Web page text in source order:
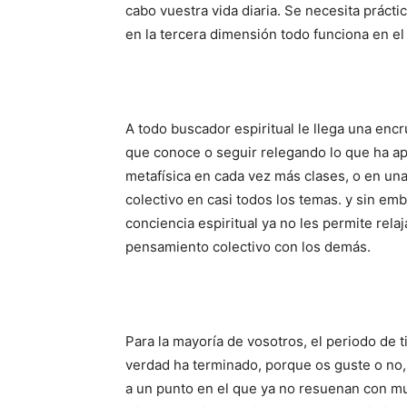
cabo vuestra vida diaria. Se necesita
en la tercera dimensión todo funciona en
A todo buscador espiritual le llega una
que conoce o seguir relegando lo que ha
metafísica en cada vez más clases, o en
colectivo en casi todos los temas. y sin
conciencia espiritual ya no les permite
pensamiento colectivo con los demás.
Para la mayoría de vosotros, el periodo
verdad ha terminado, porque os guste o
a un punto en el que ya no resuenan con